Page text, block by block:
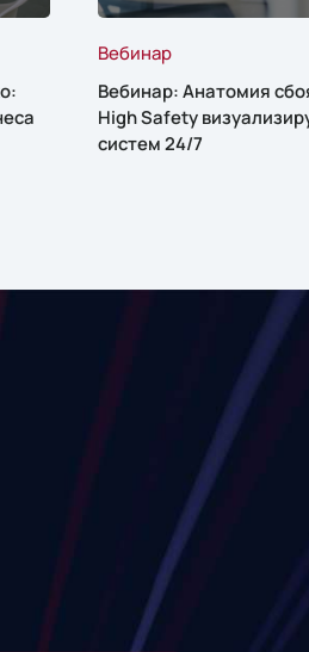
Вебинар
Вебинар: Анатомия
High Safety
систем 24/7